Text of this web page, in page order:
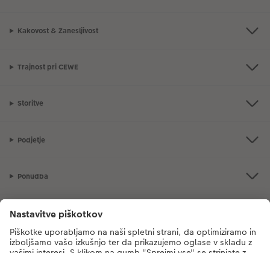
Kakovost & Zanesljivost
Trajnost pri CEWE
Storitve
Podjetje
Ponudba
CEWE Fotosvet